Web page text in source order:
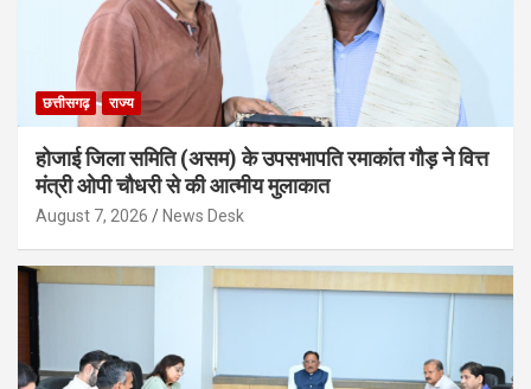
छत्तीसगढ़ राज्य
होजाई जिला समिति (असम) के उपसभापति रमाकांत गौड़ ने वित्त
मंत्री ओपी चौधरी से की आत्मीय मुलाकात
August 7, 2026 News Desk